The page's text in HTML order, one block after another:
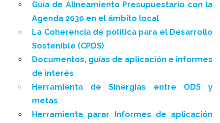
Guía de Alineamiento Presupuestario con la
Agenda 2030 en el ámbito local
La Coherencia de política para el Desarrollo
Sostenible (CPDS)
Documentos, guías de aplicación e informes
de interés
Herramienta de Sinergias entre ODS y
metas
Herramienta parar Informes de aplicación